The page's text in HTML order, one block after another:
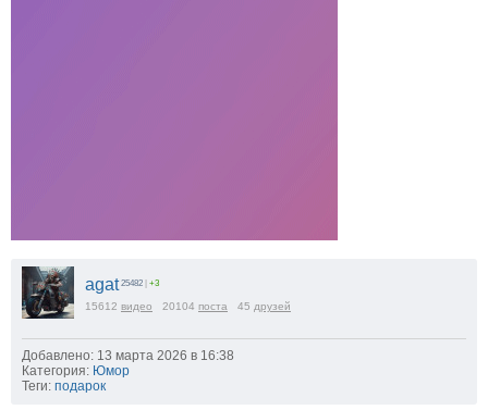
agat 25482 +3
15612 видео 20104 поста 45 друзей
Добавлено: 13 марта 2026 в 16:38
Категория: Юмор
Теги: подарок